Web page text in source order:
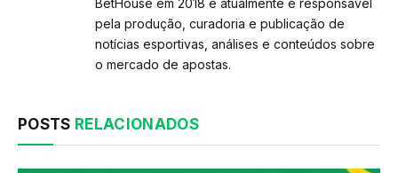
pela produção, curadoria e publicação de
notícias esportivas, análises e conteúdos sobre
o mercado de apostas.
POSTS RELACIONADOS